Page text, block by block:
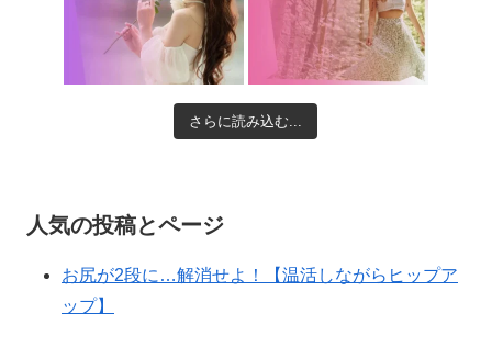
さらに読み込む...
人気の投稿とページ
お尻が2段に…解消せよ！【温活しながらヒップア
ップ】